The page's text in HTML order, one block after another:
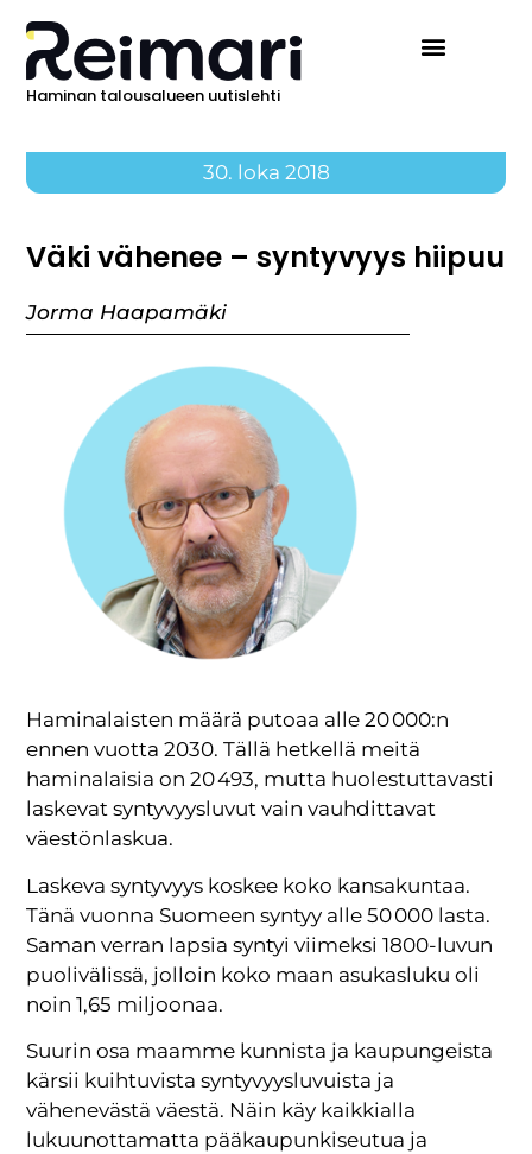
Haminan talousalueen uutislehti
30. loka 2018
Väki vähenee – syntyvyys hiipuu
Jorma Haapamäki
Haminalaisten määrä putoaa alle 20 000:n
ennen vuotta 2030. Tällä hetkellä meitä
haminalaisia on 20 493, mutta huolestuttavasti
laskevat syntyvyysluvut vain vauhdittavat
väestönlaskua.
Laskeva syntyvyys koskee koko kansakuntaa.
Tänä vuonna Suomeen syntyy alle 50 000 lasta.
Saman verran lapsia syntyi viimeksi 1800-luvun
puolivälissä, jolloin koko maan asukasluku oli
noin 1,65 miljoonaa.
Suurin osa maamme kunnista ja kaupungeista
kärsii kuihtuvista syntyvyysluvuista ja
vähenevästä väestä. Näin käy kaikkialla
lukuunottamatta pääkaupunkiseutua ja